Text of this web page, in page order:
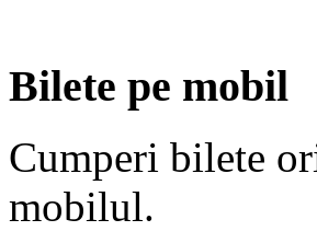
Bilete pe mobil
Cumperi bilete
mobilul.